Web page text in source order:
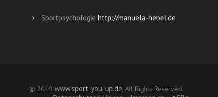
Sportpsychologie http://manuela-hebel.de
© 2019 www.sport-you-up.de, All Rights Reserved.